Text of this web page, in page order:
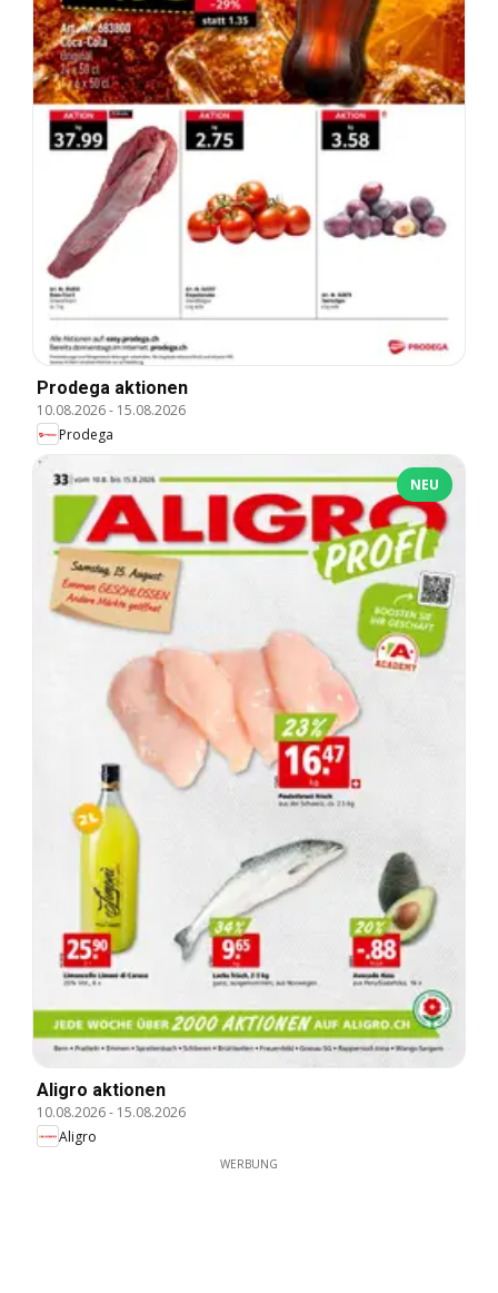
Prodega aktionen
10.08.2026- 15.08.2026
Prodega
NEU
Aligro aktionen
10.08.2026- 15.08.2026
Aligro
WERBUNG